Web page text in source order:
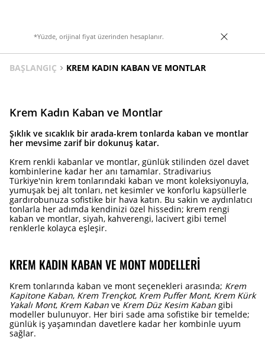
*Yüzde, orijinal fiyat üzerinden hesaplanır.
BAŞLANGIÇ KREM KADIN KABAN VE MONTLAR
Krem Kadın Kaban ve Montlar
Şıklık ve sıcaklık bir arada-krem tonlarda kaban ve montlar
her mevsime zarif bir dokunuş katar.
Krem renkli kabanlar ve montlar, günlük stilinden özel davet
kombinlerine kadar her anı tamamlar. Stradivarius
Türkiye'nin krem tonlarındaki kaban ve mont koleksiyonuyla,
yumuşak bej alt tonları, net kesimler ve konforlu kapsüllerle
gardırobunuza sofistike bir hava katın. Bu sakin ve aydınlatıcı
tonlarla her adımda kendinizi özel hissedin; krem rengi
kaban ve montlar, siyah, kahverengi, lacivert gibi temel
renklerle kolayca eşleşir.
KREM KADIN KABAN VE MONT MODELLERI
Krem tonlarında kaban ve mont seçenekleri arasında; Krem
Kapitone Kaban, Krem Trençkot, Krem Puffer Mont, Krem Kürk
Yakalı Mont, Krem Kaban ve Krem Düz Kesim Kaban gibi
modeller bulunuyor. Her biri sade ama sofistike bir temelde;
günlük iş yaşamından davetlere kadar her kombinle uyum
sağlar.